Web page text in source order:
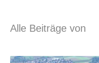
Alle Beiträge von